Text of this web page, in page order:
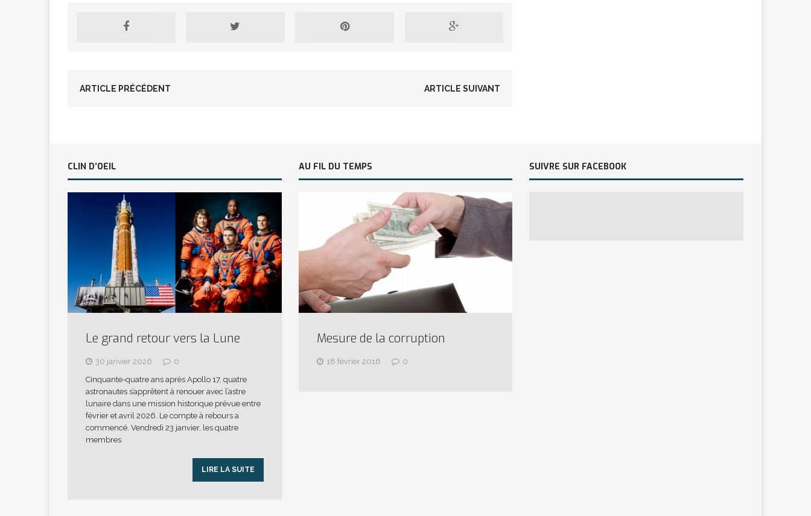
ARTICLE PRÉCÉDENT ARTICLE SUIVANT
CLIN D’OEIL
Le grand retour vers la Lune
30 janvier 2026
0
Cinquante-quatre ans après Apollo 17, quatre
astronautes s’apprêtent à renouer avec l’astre
lunaire dans une mission historique prévue entre
février et avril 2026. Le compte à rebours a
commencé. Vendredi 23 janvier, les quatre
membres
LIRE LA SUITE
AU FIL DU TEMPS
Mesure de la corruption
18 février 2016 0
SUIVRE SUR FACEBOOK